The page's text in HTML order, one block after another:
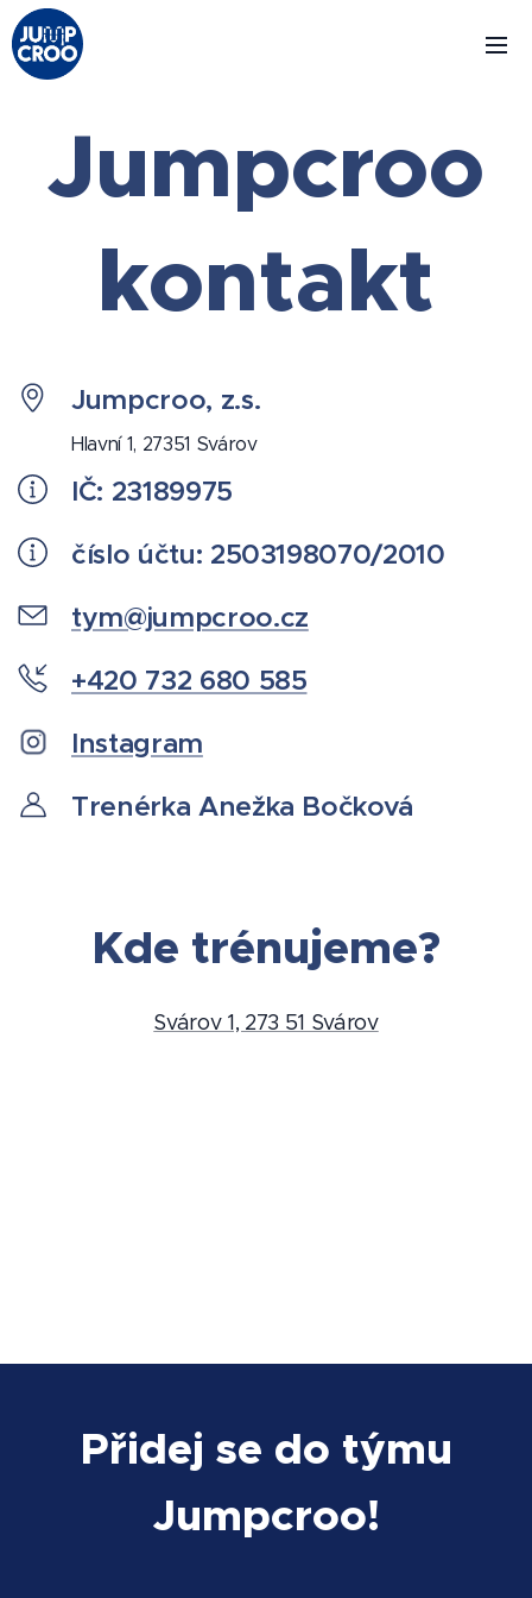
Jumpcroo
kontakt
Jumpcroo, z.s.
Hlavní 1, 27351 Svárov
IČ: 23189975
číslo účtu: 2503198070/2010
tym@jumpcroo.cz
+420 732 680 585
Instagram
Trenérka Anežka Bočková
Kde trénujeme?
Svárov 1, 273 51 Svárov
Přidej se do týmu
Jumpcroo!